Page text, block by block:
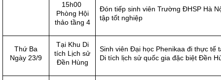
15h00
Phòng Hội
thảo tầng 4
Đón tiếp sinh viên Trường ĐHSP Hà
tập tốt nghiệp
Thứ Ba
Ngày 23/9
Tại Khu Di
tích Lịch sử
Đền Hùng
Sinh viên Đại học Phenikaa đi thực tế
Di tích lịch sử quốc gia đặc biệt Đền